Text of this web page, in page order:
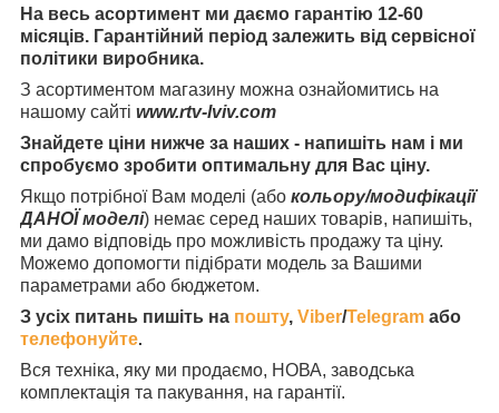
На весь асортимент ми даємо гарантію 12-60
місяців. Гарантійний період залежить від сервісної
політики виробника.
З асортиментом магазину можна ознайомитись на
нашому сайті www.rtv-lviv.com
Знайдете ціни нижче за наших - напишіть нам і ми
спробуємо зробити оптимальну для Вас ціну.
Якщо потрібної Вам моделі (або кольору/модифікації
ДАНОЇ моделі) немає серед наших товарів, напишіть,
ми дамо відповідь про можливість продажу та ціну.
Можемо допомогти підібрати модель за Вашими
параметрами або бюджетом.
З усіх питань пишіть на пошту, Viber/Telegram або
телефонуйте.
Вся техніка, яку ми продаємо, НОВА, заводська
комплектація та пакування, на гарантії.